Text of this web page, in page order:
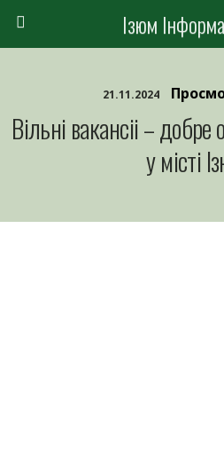
Ізюм
21.11.2024
Вільні вакансіі –
у місті